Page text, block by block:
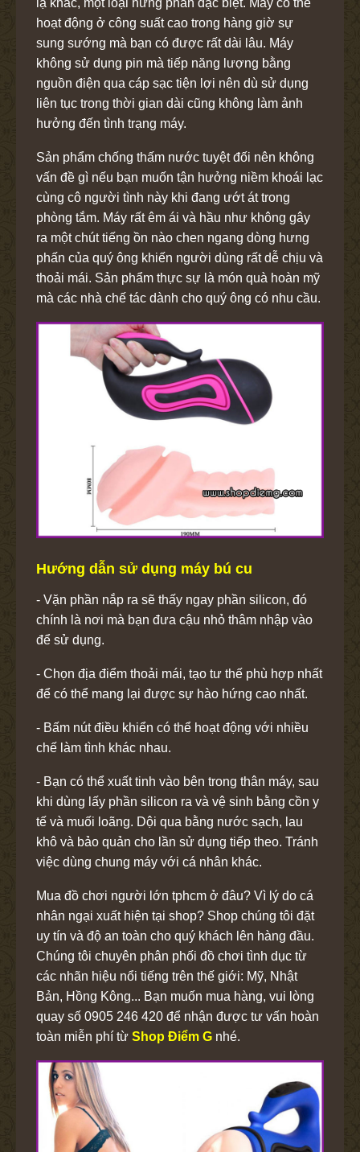
lạ khác, một loại hưng phấn đặc biệt. Máy có thể
hoạt động ở công suất cao trong hàng giờ sự
sung sướng mà bạn có được rất dài lâu. Máy
không sử dụng pin mà tiếp năng lượng bằng
nguồn điện qua cáp sạc tiện lợi nên dù sử dụng
liên tục trong thời gian dài cũng không làm ảnh
hưởng đến tình trạng máy.
Sản phẩm chống thấm nước tuyệt đối nên không
vấn đề gì nếu bạn muốn tận hưởng niềm khoái lạc
cùng cô người tình này khi đang ướt át trong
phòng tắm. Máy rất êm ái và hầu như không gây
ra một chút tiếng ồn nào chen ngang dòng hưng
phấn của quý ông khiến người dùng rất dễ chịu và
thoải mái. Sản phẩm thực sự là món quà hoàn mỹ
mà các nhà chế tác dành cho quý ông có nhu cầu.
Hướng dẫn sử dụng máy bú cu
- Vặn phần nắp ra sẽ thấy ngay phần silicon, đó
chính là nơi mà bạn đưa cậu nhỏ thâm nhập vào
để sử dụng.
- Chọn địa điểm thoải mái, tạo tư thế phù hợp nhất
để có thể mang lại được sự hào hứng cao nhất.
- Bấm nút điều khiển có thể hoạt động với nhiều
chế làm tình khác nhau.
- Bạn có thể xuất tinh vào bên trong thân máy, sau
khi dùng lấy phần silicon ra và vệ sinh bằng cồn y
tế và muối loãng. Dội qua bằng nước sạch, lau
khô và bảo quản cho lần sử dụng tiếp theo. Tránh
việc dùng chung máy với cá nhân khác.
Mua đồ chơi người lớn tphcm ở đâu? Vì lý do cá
nhân ngại xuất hiện tại shop? Shop chúng tôi đặt
uy tín và độ an toàn cho quý khách lên hàng đầu.
Chúng tôi chuyên phân phối đồ chơi tình dục từ
các nhãn hiệu nổi tiếng trên thế giới: Mỹ, Nhật
Bản, Hồng Kông... Bạn muốn mua hàng, vui lòng
quay số 0905 246 420 để nhận được tư vấn hoàn
toàn miễn phí từ Shop Điểm G nhé.